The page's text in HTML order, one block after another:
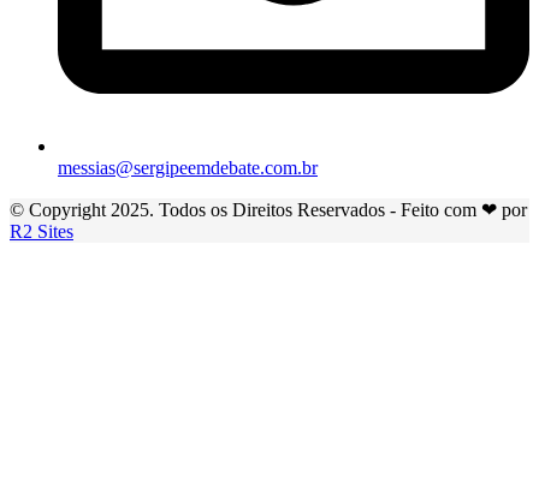
messias@sergipeemdebate.com.br
© Copyright 2025. Todos os Direitos Reservados - Feito com ❤ por
R2 Sites